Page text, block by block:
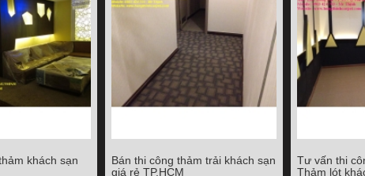
khách sạn
khách sạn
Bán thi công thảm trải khách sạn
Bán thi công thảm trải khách sạn
giá rẻ TP.HCM
Tư vấn thi
Tư vấn thi
Thảm lót